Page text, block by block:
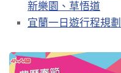
新樂園、草悟道
宜蘭一日遊行程規